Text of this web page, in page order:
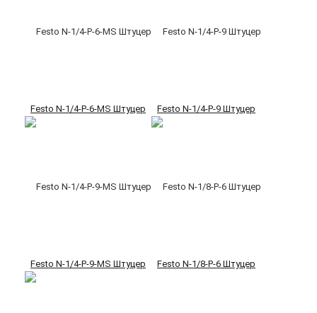
Festo N-1/4-P-6-MS Штуцер Festo N-1/4-P-9 Штуцер
Festo N-1/4-P-9-MS Штуцер Festo N-1/8-P-6 Штуцер